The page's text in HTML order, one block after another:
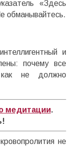
«Здесь
обманывайтесь.
и
почему все
как не должно
медитации.
не